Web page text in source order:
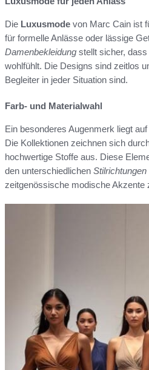
Die Luxusmode von Marc Cain ist
für formelle Anlässe oder lässige
Damenbekleidung stellt sicher,
wohlfühlt. Die Designs sind zeitlos
Begleiter in jeder Situation sind.
Farb- und Materialwahl
Ein besonderes Augenmerk liegt
Die Kollektionen zeichnen sich
hochwertige Stoffe aus. Diese
den unterschiedlichen Stilrichtungen
zeitgenössische modische Akzente